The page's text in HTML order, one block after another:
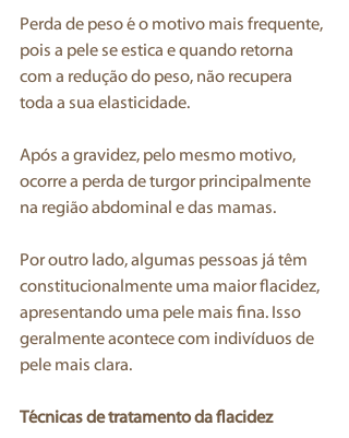
Perda de peso é o motivo mais frequente,
pois a pele se estica e quando retorna
com a redução do peso, não recupera
toda a sua elasticidade.
Após a gravidez, pelo mesmo motivo,
ocorre a perda de turgor principalmente
na região abdominal e das mamas.
Por outro lado, algumas pessoas já têm
constitucionalmente uma maior flacidez,
apresentando uma pele mais fina. Isso
geralmente acontece com indivíduos de
pele mais clara.
Técnicas de tratamento da flacidez